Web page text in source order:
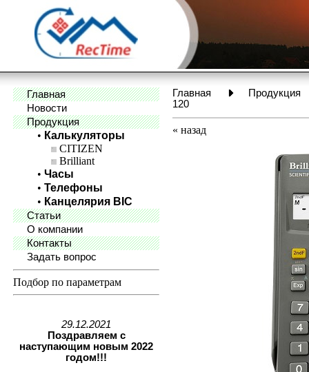
Главная
Новости
Продукция
• Калькуляторы
CITIZEN
Brilliant
• Часы
• Телефоны
• Канцелярия BIC
Статьи
О компании
Контакты
Задать вопрос
Подбор по параметрам
29.12.2021
Поздравляем с
наступающим новым 2022
годом!!!
Главная
Продукция
120
« назад